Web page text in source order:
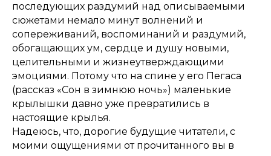
последующих раздумий над описываемыми
сюжетами немало минут волнений и
сопереживаний, воспоминаний и раздумий,
обогащающих ум, сердце и душу новыми,
целительными и жизнеутверждающими
эмоциями. Потому что на спине у его Пегаса
(рассказ «Сон в зимнюю ночь») маленькие
крылышки давно уже превратились в
настоящие крылья.
Надеюсь, что, дорогие будущие читатели, с
моими ощущениями от прочитанного вы в